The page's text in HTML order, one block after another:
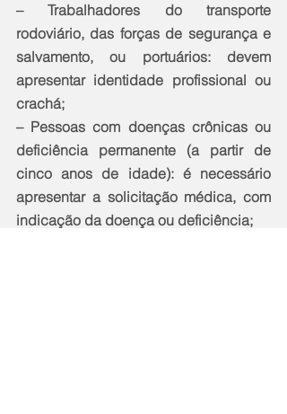
– Trabalhadores do transporte
rodoviário, das forças de segurança e
salvamento, ou portuários: devem
apresentar identidade profissional ou
crachá;
– Pessoas com doenças crônicas ou
deficiência permanente (a partir de
cinco anos de idade): é necessário
apresentar a solicitação médica, com
indicação da doença ou deficiência;